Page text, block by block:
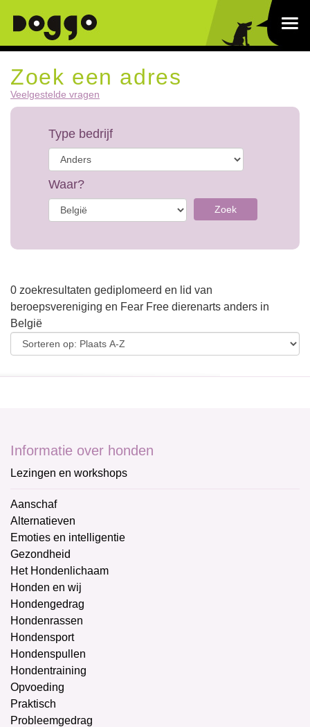
Zoek een adres
Veelgestelde vragen
Type bedrijf
Waar?
Zoek
0 zoekresultaten gediplomeerd en lid van
beroepsvereniging en Fear Free dierenarts anders in
België
Informatie over honden
Lezingen en workshops
Aanschaf
Alternatieven
Emoties en intelligentie
Gezondheid
Het Hondenlichaam
Honden en wij
Hondengedrag
Hondenrassen
Hondensport
Hondenspullen
Hondentraining
Opvoeding
Praktisch
Probleemgedrag